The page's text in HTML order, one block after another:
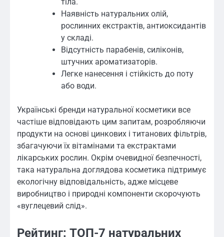
Наявність натуральних олій,
рослинних екстрактів, антиоксидантів
у складі.
Відсутність парабенів, силіконів,
штучних ароматизаторів.
Легке нанесення і стійкість до поту
або води.
Українські бренди натуральної косметики все
частіше відповідають цим запитам, розробляючи
продукти на основі цинкових і титанових фільтрів,
збагачуючи їх вітамінами та екстрактами
лікарських рослин. Окрім очевидної безпечності,
така натуральна доглядова косметика підтримує
екологічну відповідальність, адже місцеве
виробництво і природні компоненти скорочують
«вуглецевий слід».
Рейтинг: ТОП-7 натуральних